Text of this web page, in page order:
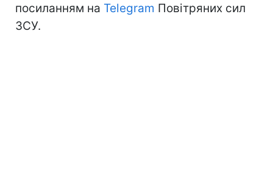
посиланням на Telegram Повітряних сил
ЗСУ.